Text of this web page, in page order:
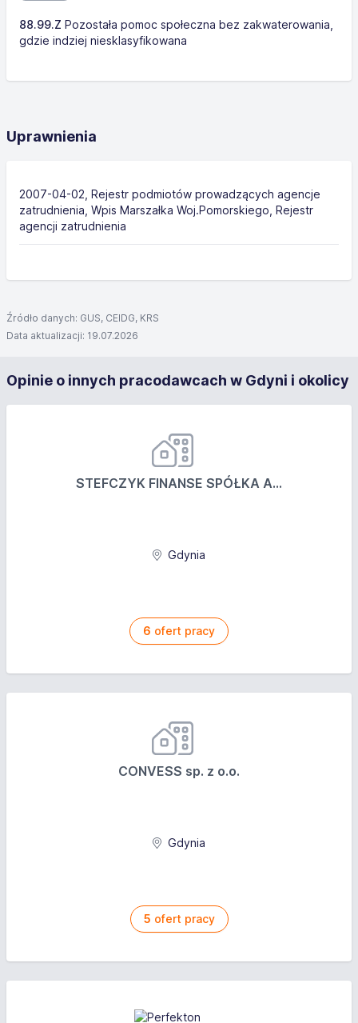
88.99.Z Pozostała pomoc społeczna bez zakwaterowania,
gdzie indziej niesklasyfikowana
Uprawnienia
2007-04-02, Rejestr podmiotów prowadzących agencje
zatrudnienia, Wpis Marszałka Woj.Pomorskiego, Rejestr
agencji zatrudnienia
Źródło danych: GUS, CEIDG, KRS
Data aktualizacji: 19.07.2026
Opinie o innych pracodawcach w Gdyni i okolicy
STEFCZYK FINANSE SPÓŁKA A...
Gdynia
6 ofert pracy
CONVESS sp. z o.o.
Gdynia
5 ofert pracy